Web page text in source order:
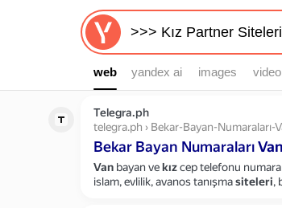
web
web yandex ai images video
Telegra.ph
telegra.ph › Bekar-Bayan-Numaraları-
Bekar Bayan NumaralarıVan
Van bayan vekızcep telefonu
islam, evlilik, avanos tanışmasiteleri,